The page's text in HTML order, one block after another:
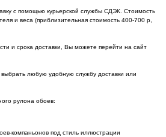
с помощью курьерской службы СДЭК. Стоимость
и веса (приблизительная стоимость 400-700 р,
и срока доставки, Вы можете перейти на сайт
любую удобную службу доставки или
рулона обоев:
компаньонов под стиль иллюстрации